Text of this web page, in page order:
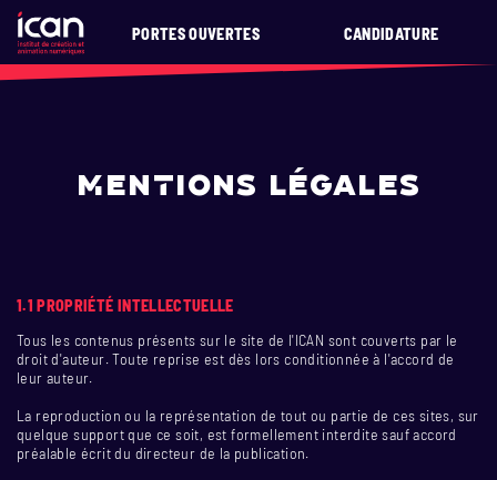
PORTES OUVERTES CANDIDATURE
MENTIONS LÉGALES
1.1 PROPRIÉTÉ INTELLECTUELLE
Tous les contenus présents sur le site de l'ICAN sont couverts par le
droit d'auteur. Toute reprise est dès lors conditionnée à l'accord de
leur auteur.
La reproduction ou la représentation de tout ou partie de ces sites, sur
quelque support que ce soit, est formellement interdite sauf accord
préalable écrit du directeur de la publication.